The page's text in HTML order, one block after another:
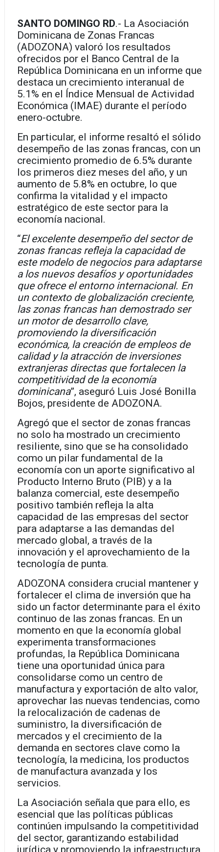
SANTO DOMINGO RD.- La Asociación
Dominicana de Zonas Francas
(ADOZONA) valoró los resultados
ofrecidos por el Banco Central de la
República Dominicana en un informe que
destaca un crecimiento interanual de
5.1% en el Índice Mensual de Actividad
Económica (IMAE) durante el período
enero-octubre.
En particular, el informe resaltó el sólido
desempeño de las zonas francas, con un
crecimiento promedio de 6.5% durante
los primeros diez meses del año, y un
aumento de 5.8% en octubre, lo que
confirma la vitalidad y el impacto
estratégico de este sector para la
economía nacional.
“El excelente desempeño del sector de
zonas francas refleja la capacidad de
este modelo de negocios para adaptarse
a los nuevos desafíos y oportunidades
que ofrece el entorno internacional. En
un contexto de globalización creciente,
las zonas francas han demostrado ser
un motor de desarrollo clave,
promoviendo la diversificación
económica, la creación de empleos de
calidad y la atracción de inversiones
extranjeras directas que fortalecen la
competitividad de la economía
dominicana”, aseguró Luis José Bonilla
Bojos, presidente de ADOZONA.
Agregó que el sector de zonas francas
no solo ha mostrado un crecimiento
resiliente, sino que se ha consolidado
como un pilar fundamental de la
economía con un aporte significativo al
Producto Interno Bruto (PIB) y a la
balanza comercial, este desempeño
positivo también refleja la alta
capacidad de las empresas del sector
para adaptarse a las demandas del
mercado global, a través de la
innovación y el aprovechamiento de la
tecnología de punta.
ADOZONA considera crucial mantener y
fortalecer el clima de inversión que ha
sido un factor determinante para el éxito
continuo de las zonas francas. En un
momento en que la economía global
experimenta transformaciones
profundas, la República Dominicana
tiene una oportunidad única para
consolidarse como un centro de
manufactura y exportación de alto valor,
aprovechar las nuevas tendencias, como
la relocalización de cadenas de
suministro, la diversificación de
mercados y el crecimiento de la
demanda en sectores clave como la
tecnología, la medicina, los productos
de manufactura avanzada y los
servicios.
La Asociación señala que para ello, es
esencial que las políticas públicas
continúen impulsando la competitividad
del sector, garantizando estabilidad
jurídica y promoviendo la infraestructura